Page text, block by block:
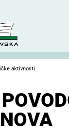
aktivnosti